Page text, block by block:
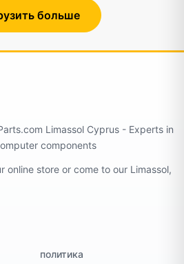
больше
Limassol Cyprus - Experts in
components
online store or come to our Limassol,
политика